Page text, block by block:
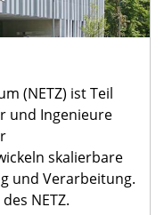
(NETZ) ist Teil
und Ingenieure
skalierbare
und Verarbeitung.
NETZ.